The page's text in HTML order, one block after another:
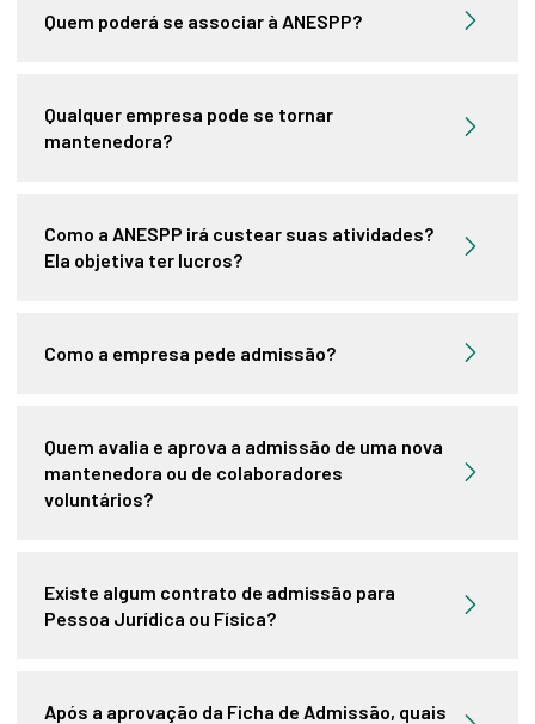
Quem poderá se associar à ANESPP?
Qualquer empresa pode se tornar
mantenedora?
Como a ANESPP irá custear suas atividades?
Ela objetiva ter lucros?
Como a empresa pede admissão?
Quem avalia e aprova a admissão de uma nova
mantenedora ou de colaboradores
voluntários?
Existe algum contrato de admissão para
Pessoa Jurídica ou Física?
Após a aprovação da Ficha de Admissão, quais